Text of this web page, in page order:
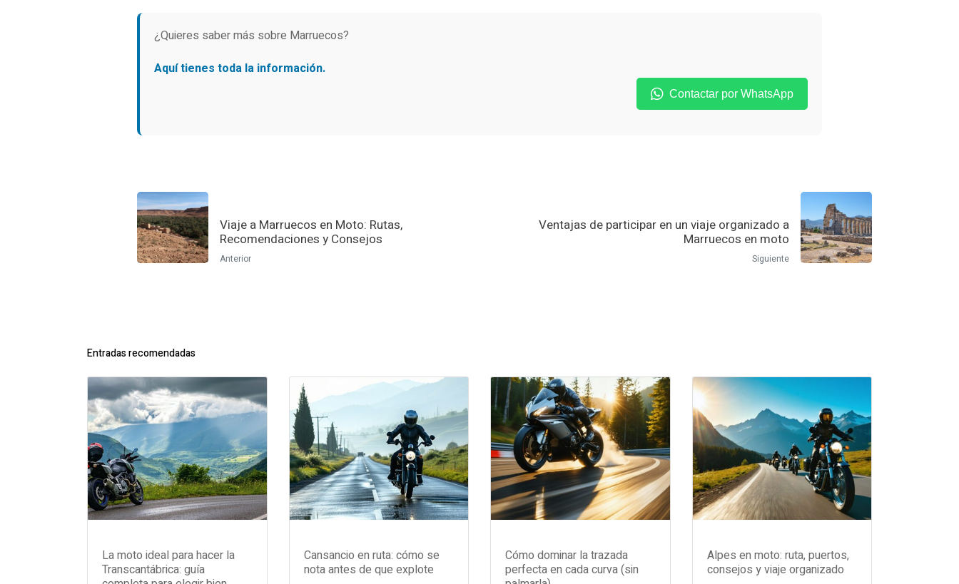
¿Quieres saber más sobre Marruecos?
Aquí tienes toda la información.
Contactar por WhatsApp
Viaje a Marruecos en Moto: Rutas,
Recomendaciones y Consejos
Anterior
Ventajas de participar en un viaje organizado a
Marruecos en moto
Siguiente
Entradas recomendadas
La moto ideal para hacer la
Transcantábrica: guía
Cansancio en ruta: cómo se
nota antes de que explote
Cómo dominar la trazada
perfecta en cada curva (sin
Alpes en moto: ruta, puertos,
consejos y viaje organizado